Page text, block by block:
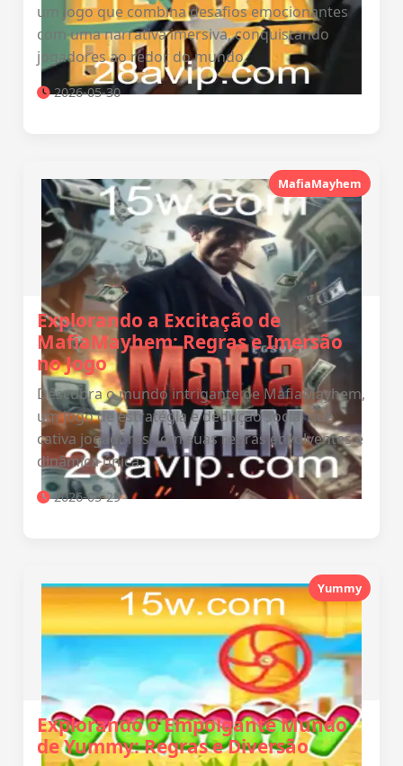
um jogo que combina desafios emocionantes
com uma narrativa imersiva, conquistando
jogadores ao redor do mundo.
2026-05-30
MafiaMayhem
Explorando a Excitação de
MafiaMayhem: Regras e Imersão
no Jogo
Descubra o mundo intrigante de MafiaMayhem,
um jogo de estratégia e dedução social que
cativa jogadores com suas regras envolventes e
dinâmica única.
2026-05-29
Yummy
Explorando o Empolgante Mundo
de Yummy: Regras e Diversão